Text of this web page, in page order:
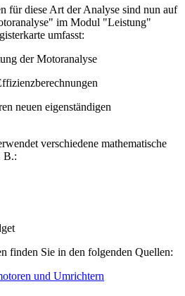
für diese Art der Analyse sind nun auf
im Modul "Leistung"
umfasst:
der Motoranalyse
neuen eigenständigen
verschiedene mathematische
B.:
finden Sie in den folgenden Quellen:
und Umrichtern